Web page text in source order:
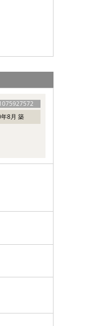
8月 築